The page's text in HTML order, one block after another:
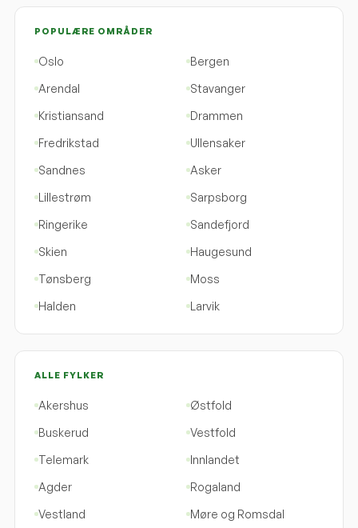
POPULÆRE OMRÅDER
Oslo
Bergen
Arendal
Stavanger
Kristiansand
Drammen
Fredrikstad
Ullensaker
Sandnes
Asker
Lillestrøm
Sarpsborg
Ringerike
Sandefjord
Skien
Haugesund
Tønsberg
Moss
Halden
Larvik
ALLE FYLKER
Akershus
Østfold
Buskerud
Vestfold
Telemark
Innlandet
Agder
Rogaland
Vestland
Møre og Romsdal